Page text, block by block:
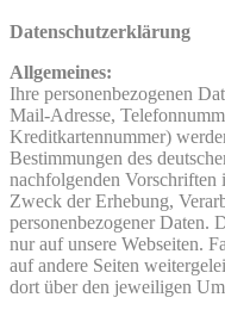
Datenschutzerklärung
Allgemeines:
Ihre personenbezogenen
Mail-Adresse,
Kreditkartennummer)
Bestimmungen des
nachfolgenden
Zweck der Erhebung,
personenbezogener Daten.
nur auf unsere Webseiten.
auf andere Seiten
dort über den jeweiligen